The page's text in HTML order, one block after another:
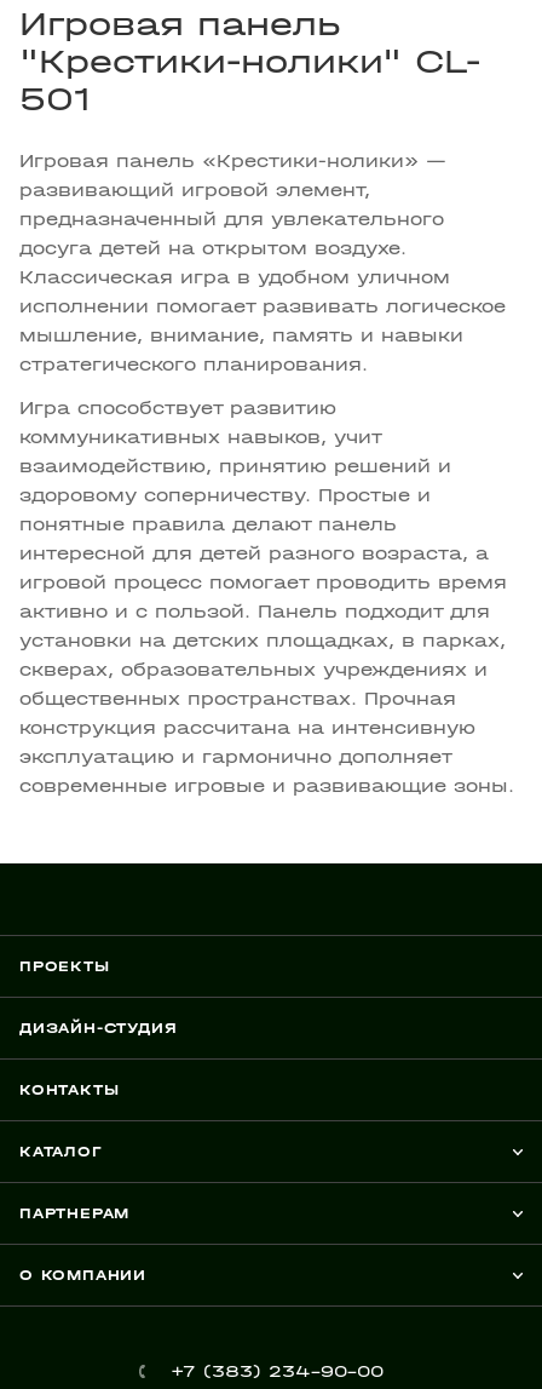
Игровая панель
"Крестики-нолики" CL-
501
Игровая панель «Крестики-нолики» —
развивающий игровой элемент,
предназначенный для увлекательного
досуга детей на открытом воздухе.
Классическая игра в удобном уличном
исполнении помогает развивать логическое
мышление, внимание, память и навыки
стратегического планирования.
Игра способствует развитию
коммуникативных навыков, учит
взаимодействию, принятию решений и
здоровому соперничеству. Простые и
понятные правила делают панель
интересной для детей разного возраста, а
игровой процесс помогает проводить время
активно и с пользой. Панель подходит для
установки на детских площадках, в парках,
скверах, образовательных учреждениях и
общественных пространствах. Прочная
конструкция рассчитана на интенсивную
эксплуатацию и гармонично дополняет
современные игровые и развивающие зоны.
ПРОЕКТЫ
ДИЗАЙН-СТУДИЯ
КОНТАКТЫ
КАТАЛОГ
ПАРТНЕРАМ
О КОМПАНИИ
+7 (383) 234-90-00